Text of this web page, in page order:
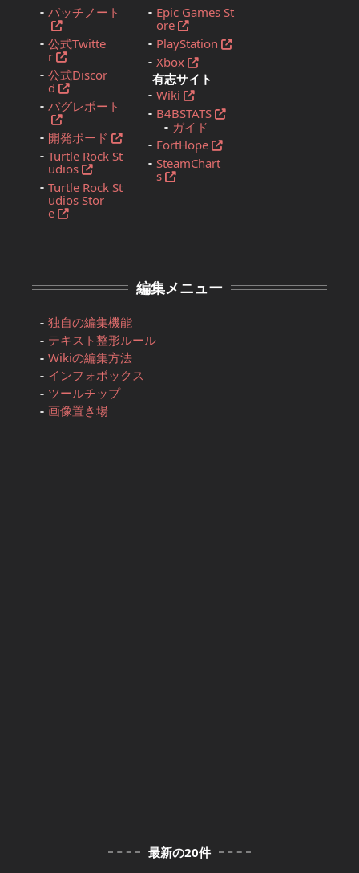
パッチノート
公式Twitte
r
公式Discor
d
バグレポート
開発ボード
Turtle Rock St
udios
Turtle Rock St
udios Stor
e
Epic Games St
ore
PlayStation
Xbox
有志サイト
Wiki
B4BSTATS
ガイド
FortHope
SteamChart
s
編集メニュー
独自の編集機能
テキスト整形ルール
Wikiの編集方法
インフォボックス
ツールチップ
画像置き場
最新の20件